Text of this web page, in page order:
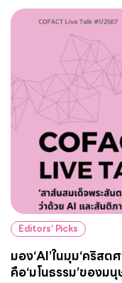
Editors’ Picks
มอง‘AI’ในมุม‘คริส
คือ‘มโนธรรม’ของม